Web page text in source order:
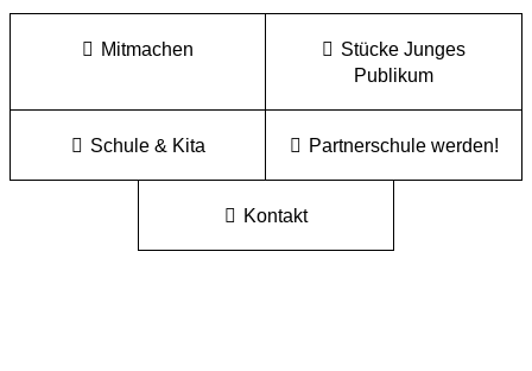
Mitmachen
Stücke Junges
Publikum
Schule & Kita Partnerschule werden!
Kontakt